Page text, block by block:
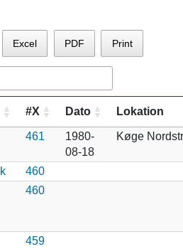
Excel PDF Print
#X Dato Lokation
461
1980-
08-18
Køge
460
460
459